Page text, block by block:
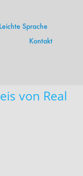
Leichte Sprache
Kontakt
von Real